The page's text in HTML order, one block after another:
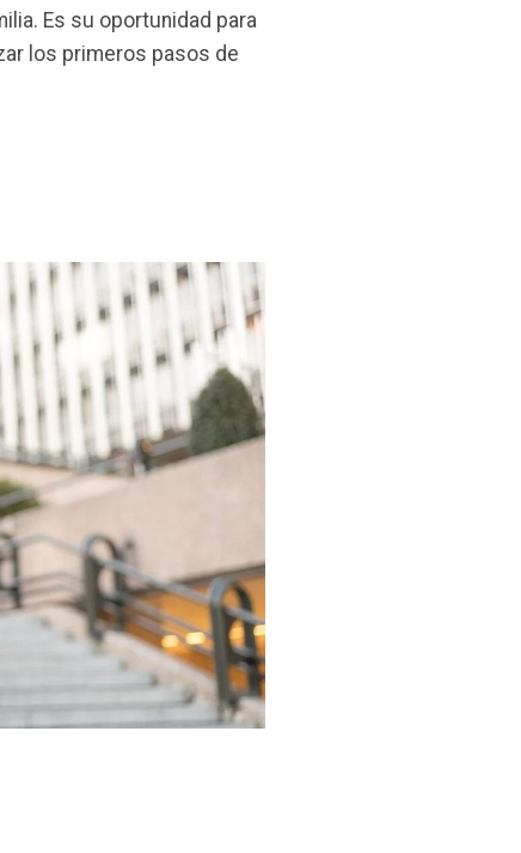
Es su oportunidad para
los primeros pasos de